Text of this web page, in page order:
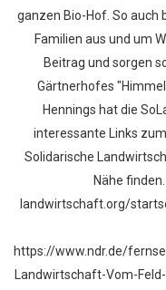
ganzen Bio-Hof. So auch
Familien aus und um
Beitrag und sorgen
Gärtnerhofes
Hennings hat die
interessante Links
Solidarische
Nähe
landwirtschaft.org/
https://www.ndr.de/
Landwirtschaft-Vom-